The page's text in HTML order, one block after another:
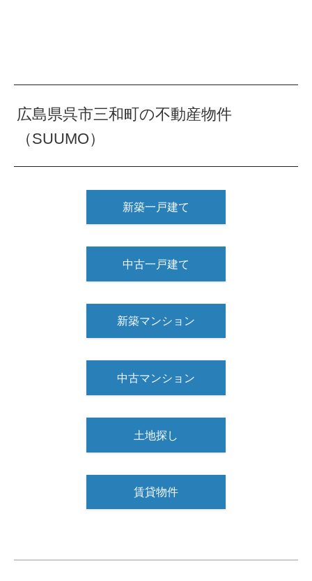
広島県呉市三和町の不動産物件
（SUUMO）
新築一戸建て
中古一戸建て
新築マンション
中古マンション
土地探し
賃貸物件